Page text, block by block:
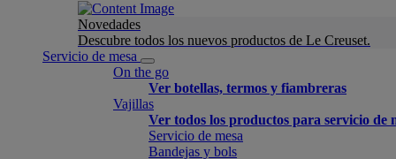
Novedades
Descubre todos los nuevos productos de Le Creuset.
Servicio de mesa
On the go
Ver botellas, termos y fiambreras
Vajillas
Ver todos los productos para servicio de
Servicio de mesa
Bandejas y bols